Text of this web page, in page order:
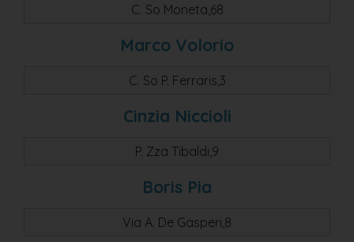
C. So Moneta,68
Marco Volorio
C. So P. Ferraris,3
Cinzia Niccioli
P. Zza Tibaldi,9
Boris Pia
Via A. De Gasperi,8